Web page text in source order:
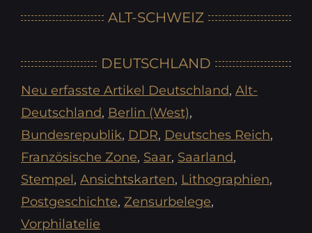
ALT-SCHWEIZ
DEUTSCHLAND
Neu erfasste Artikel Deutschland, Alt-
Deutschland, Berlin (West),
Bundesrepublik, DDR, Deutsches Reich,
Französische Zone, Saar, Saarland,
Stempel, Ansichtskarten, Lithographien,
Postgeschichte, Zensurbelege,
Vorphilatelie